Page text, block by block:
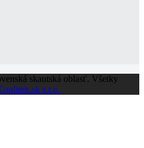
skautská oblasť. Všetky
s.r.o.